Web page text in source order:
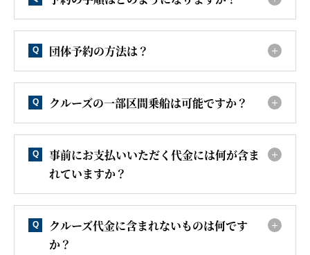
Q 団体予約の方法は？
Q クルーズの一部区間乗船は可能ですか？
Q
事前にお支払いいただく代金には何が含ま
れていますか？
Q
クルーズ代金に含まれないものは何です
か？